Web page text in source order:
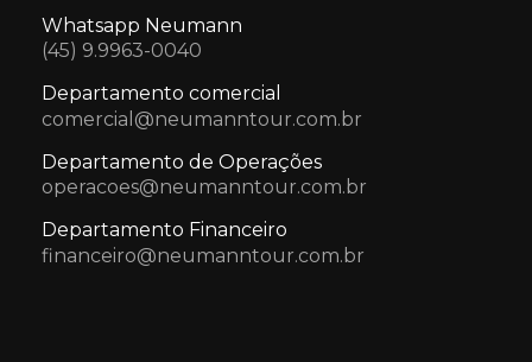
Whatsapp Neumann
(45) 9.9963-0040
Departamento comercial
comercial@neumanntour.com.br
Departamento de Operações
operacoes@neumanntour.com.br
Departamento Financeiro
financeiro@neumanntour.com.br